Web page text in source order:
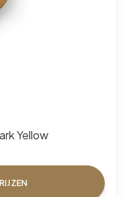
Yellow